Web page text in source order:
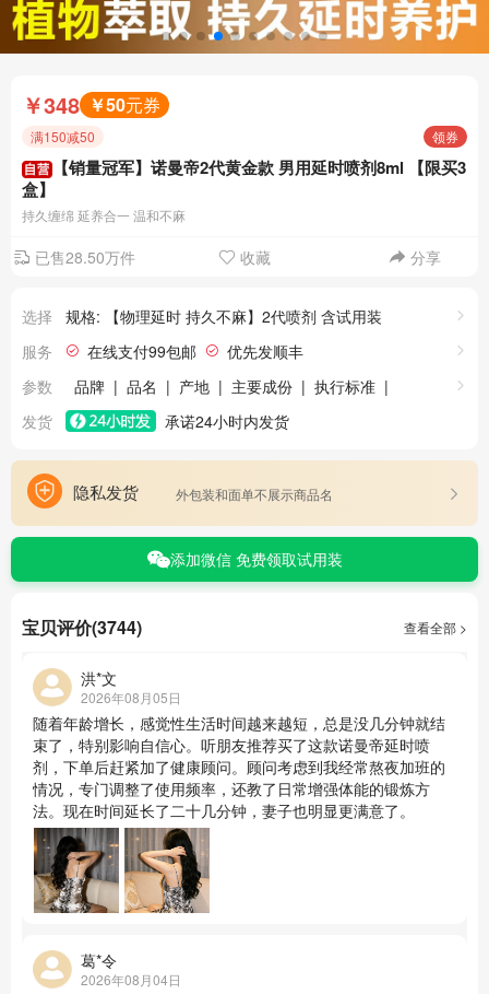
￥348 ￥50元券
满150减50 领券
【销量冠军】诺曼帝2代黄金款 男用延时喷剂8ml 【限买3
盒】
持久缠绵 延养合一 温和不麻
已售28.50万件 收藏 分享
选择
规格: 【物理延时 持久不麻】2代喷剂 含试用装
服务 在线支付99包邮
优先发顺丰
极速退款
7天无理由退货
参数 品牌 | 品名 | 产地 | 主要成份 | 执行标准 |
规格 | 有效期
发货 承诺24小时内发货
隐私发货 外包装和面单不展示商品名
添加微信 免费领取试用装
宝贝评价(3744) 查看全部 >
洪*文
2026年08月05日
随着年龄增长，感觉性生活时间越来越短，总是没几分钟就结
束了，特别影响自信心。听朋友推荐买了这款诺曼帝延时喷
剂，下单后赶紧加了健康顾问。顾问考虑到我经常熬夜加班的
情况，专门调整了使用频率，还教了日常增强体能的锻炼方
法。现在时间延长了二十几分钟，妻子也明显更满意了。
葛*令
2026年08月04日